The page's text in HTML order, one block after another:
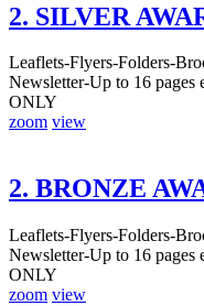
2. SILVER
Leaflets-Flyers-Folders-
Newsletter-Up to 16
ONLY
zoom view
2. BRONZE
Leaflets-Flyers-Folders-
Newsletter-Up to 16
ONLY
zoom view